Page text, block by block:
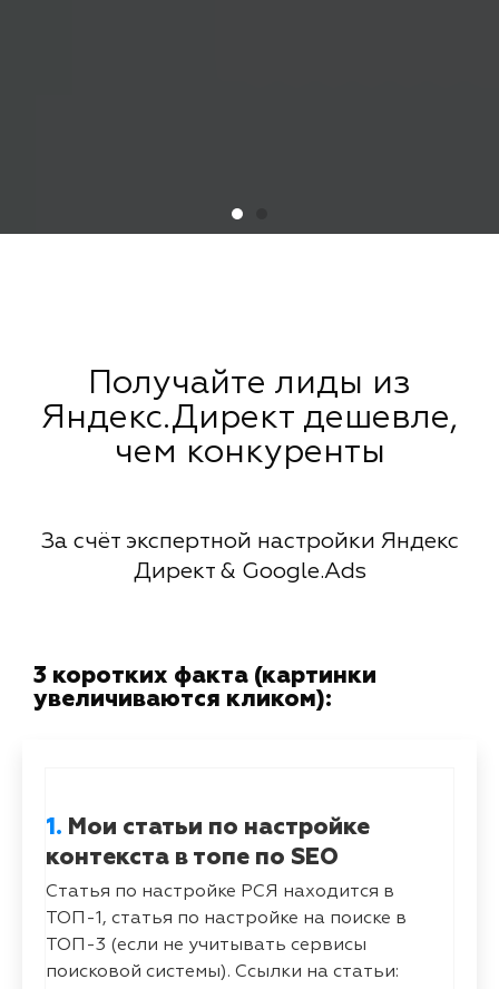
Получайте лиды из
Яндекс.Директ дешевле,
чем конкуренты
За счёт экспертной настройки Яндекс
Директ & Google.Ads
3 коротких факта (картинки
увеличиваются кликом):
1. Мои статьи по настройке
контекста в топе по SEO
Статья по настройке РСЯ находится в
ТОП-1, статья по настройке на поиске в
ТОП-3 (если не учитывать сервисы
поисковой системы). Ссылки на статьи: